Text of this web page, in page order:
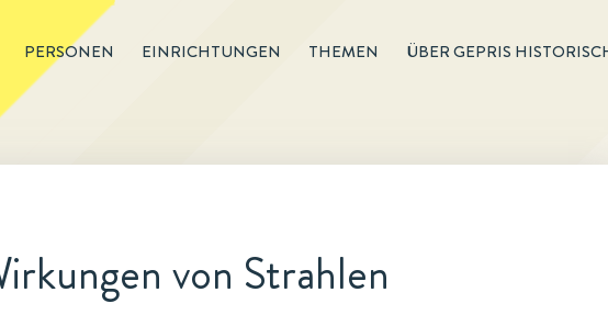
PERSONEN EINRICHTUNGEN THEMEN ÜBER GEPRIS
von Strahlen